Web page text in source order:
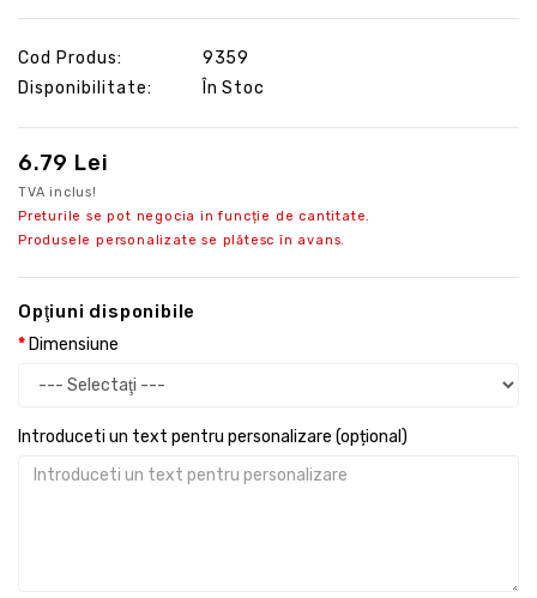
Cod Produs:
9359
Disponibilitate:
În Stoc
6.79 Lei
TVA inclus!
Preturile se pot negocia in funcție de cantitate.
Produsele personalizate se plătesc în avans.
Opţiuni disponibile
Dimensiune
Introduceti un text pentru personalizare (opțional)